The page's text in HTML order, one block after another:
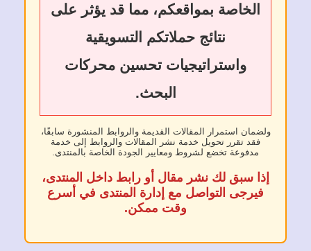
الخاصة بمواقعكم، مما قد يؤثر على
نتائج حملاتكم التسويقية
واستراتيجيات تحسين محركات
ولضمان استمرار المقالات القديمة والروابط المنشورة سابقًا،
فقد تقرر تحويل خدمة نشر المقالات والروابط إلى خدمة
مدفوعة تخضع لشروط ومعايير الجودة الخاصة بالمنتدى.
إذا سبق لك نشر مقال أو رابط داخل المنتدى،
فيرجى التواصل مع إدارة المنتدى في أسرع
وقت ممكن.